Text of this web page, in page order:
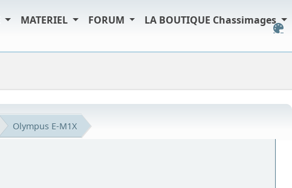
MATERIEL FORUM LA BOUTIQUE Chassimages
Olympus E-M1X